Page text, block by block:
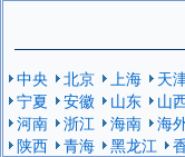
中央 北京 上海 天
宁夏
安徽 山东 山
河南
浙江 海南 海
陕西
青海 黑龙江